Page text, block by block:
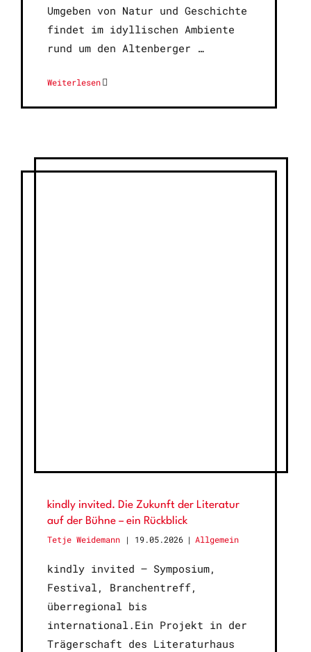
Umgeben von Natur und Geschichte
findet im idyllischen Ambiente
rund um den Altenberger
Weiterlesen
kindly invited. Die Zukunft der Literatur
auf der Bühne – ein Rückblick
Tetje Weidemann
19.05.2026 | Allgemein
kindly invited – Symposium,
Festival, Branchentreff,
überregional bis
international.Ein Projekt in der
Trägerschaft des Literaturhaus